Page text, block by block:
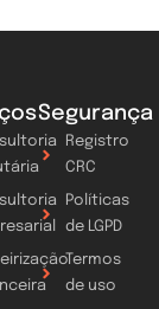
Segurança
Registro
CRC
Políticas
de LGPD
Termos
de uso